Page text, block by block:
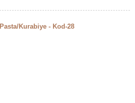
Pasta/Kurabiye - Kod-28